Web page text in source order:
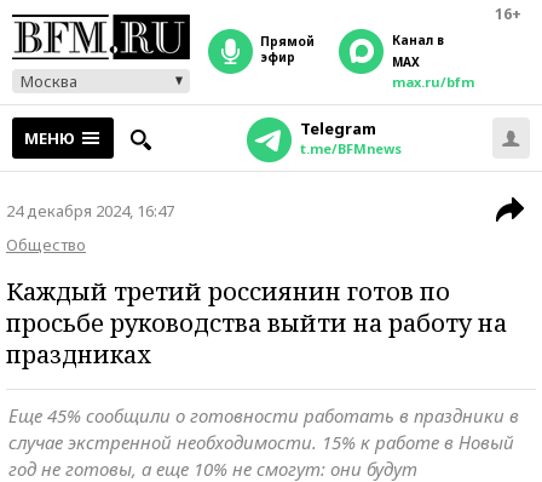
16+
Москва
прямой
эфир
Канал в
MAX
max.ru/bfm
МЕНЮ Telegram
t.me/BFMnews
24 декабря 2024, 16:47
Общество
Каждый третий россиянин готов по
просьбе руководства выйти на работу на
праздниках
Еще 45% сообщили о готовности работать в праздники в
случае экстренной необходимости. 15% к работе в Новый
год не готовы, а еще 10% не смогут: они будут